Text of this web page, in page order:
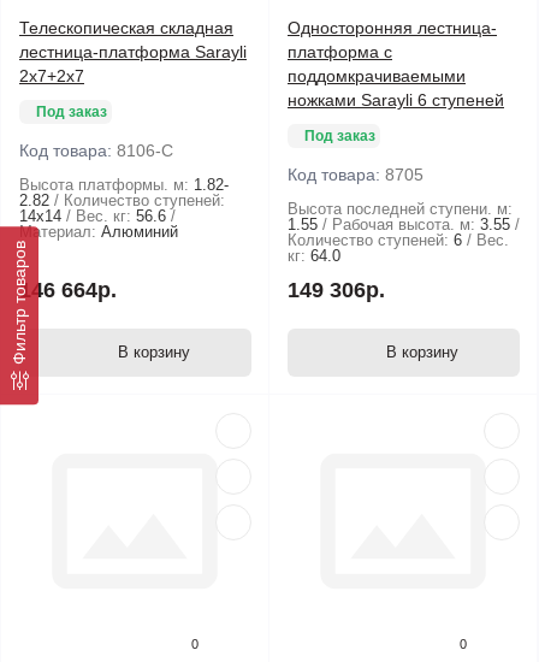
Фильтр товаров
Телескопическая складная
лестница-платформа Sarayli
2x7+2x7
Под заказ
Код товара: 8106-C
Высота платформы. м: 1.82-
2.82
Количество ступеней:
14x14
Вес. кг: 56.6
Материал: Алюминий
146 664р.
В корзину
Односторонняя лестница-
платформа с
поддомкрачиваемыми
ножками Sarayli 6 ступеней
Под заказ
Код товара: 8705
Высота последней ступени. м:
1.55
Рабочая высота. м: 3.55
Количество ступеней: 6
Вес.
кг: 64.0
149 306р.
В корзину
0 0